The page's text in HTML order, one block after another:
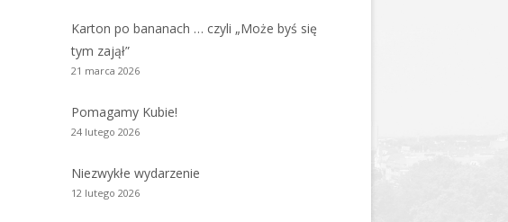
Karton po bananach … czyli „Może byś się
tym zajął”
21 marca 2026
Pomagamy Kubie!
24 lutego 2026
Niezwykłe wydarzenie
12 lutego 2026